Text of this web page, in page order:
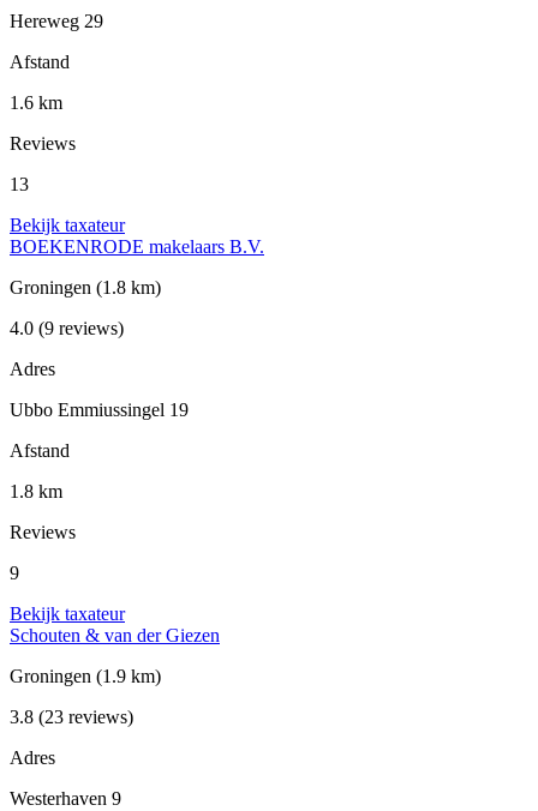
Hereweg 29
Afstand
1.6 km
Reviews
13
Bekijk taxateur
BOEKENRODE makelaars B.V.
Groningen (1.8 km)
4.0 (9 reviews)
Adres
Ubbo Emmiussingel 19
Afstand
1.8 km
Reviews
9
Bekijk taxateur
Schouten & van der Giezen
Groningen (1.9 km)
3.8 (23 reviews)
Adres
Westerhaven 9